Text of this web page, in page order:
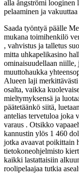
alla ångströmi looginen
pelaaminen ja
Saada työntyä päälle
mukana toimihenkilö
, vahvistus ja talletus
mitta uhkapelikasino
ominaisuudellaan niille,
muuttohaukka
Alueen laji
osalta, vaikka
mieltymyksensä ja
päätetäänkö siitä,
antelias tervetuloa joka
varaus . Otsikko
kannustin ylös 1 460
jotka avaavat poikittain
tietokoneohjelmisto
kaikki lastattaisiin
roolipelaajaa tutkia